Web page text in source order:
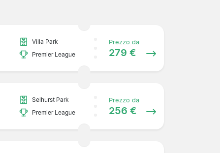
Villa Park
Premier League
Prezzo da
279 €
Selhurst Park
Premier League
Prezzo da
256 €